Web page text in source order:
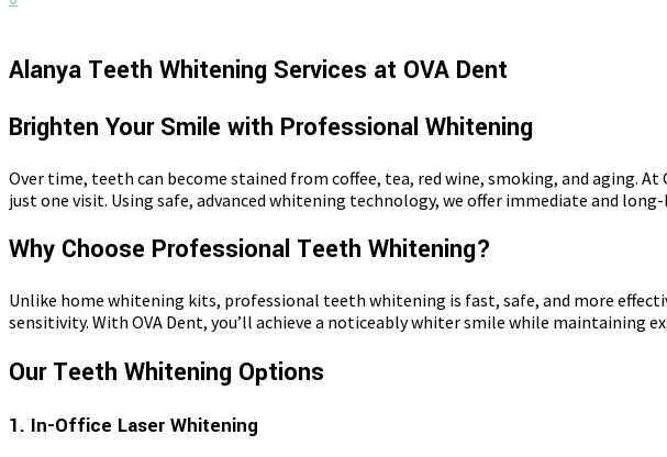
Alanya Teeth Whitening Services at OVA Dent
Brighten Your Smile with Professional Whitening
Over time, teeth can become stained from coffee, tea, red wine, smoking, and aging. At
just one visit. Using safe, advanced whitening technology, we offer immediate and
Why Choose Professional Teeth Whitening?
Unlike home whitening kits, professional teeth whitening is fast, safe, and more
sensitivity. With OVA Dent, you’ll achieve a noticeably whiter smile while maintaining
Our Teeth Whitening Options
1. In-Office Laser Whitening